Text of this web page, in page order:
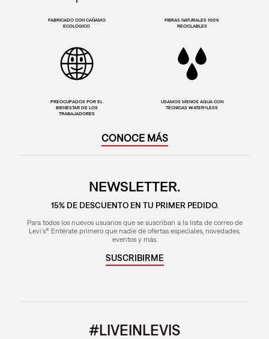
FABRICADO CON CAÑAMO
ECOLÓGICO
FIBRAS NATURALES 100%
RECICLABLES
PREOCUPADOS POR EL
BIENESTAR DE LOS
TRABAJADORES
USAMOS MENOS AGUA CON
TÉCNICAS WATER<LESS
CONOCE MÁS
NEWSLETTER.
15% DE DESCUENTO EN TU PRIMER PEDIDO.
Para todos los nuevos usuarios que se suscriban a la lista de correo de
Levi's® Entérate primero que nadie de ofertas especiales, novedades,
eventos y más.
SUSCRIBIRME
#LIVEINLEVIS